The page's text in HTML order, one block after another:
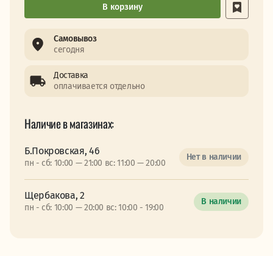
В корзину
Самовывоз
сегодня
Доставка
оплачивается отдельно
Наличие в магазинах:
Б.Покровская, 46
пн - сб: 10:00 — 21:00 вс: 11:00 — 20:00
Нет в наличии
Щербакова, 2
пн - сб: 10:00 — 20:00 вс: 10:00 - 19:00
В наличии